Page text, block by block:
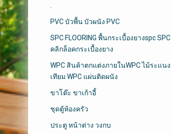
PVC บัวพื้น บัวผนัง PVC
SPC FLOORING พื้นกระเบื้องยางspc SPC
คลิกล็อคกระเบื้องยาง
WPC สินค้าตกแต่งภายในWPC ไม้ระแนง
เทียม WPC แผ่นติดผนัง
ขาโต๊ะ ขาเก้าอี้
ชุดตู้ห้องครัว
ประตู หน้าต่าง วงกบ